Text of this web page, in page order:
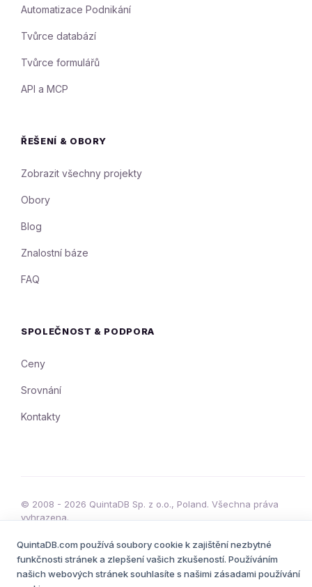
Automatizace Podnikání
Tvůrce databází
Tvůrce formulářů
API a MCP
ŘEŠENÍ & OBORY
Zobrazit všechny projekty
Obory
Blog
Znalostní báze
FAQ
SPOLEČNOST & PODPORA
Ceny
Srovnání
Kontakty
© 2008 - 2026 QuintaDB Sp. z o.o., Poland. Všechna práva
vyhrazena.
QuintaDB.com používá soubory cookie k zajištění nezbytné
funkčnosti stránek a zlepšení vašich zkušeností. Používáním
našich webových stránek souhlasíte s našimi zásadami používání